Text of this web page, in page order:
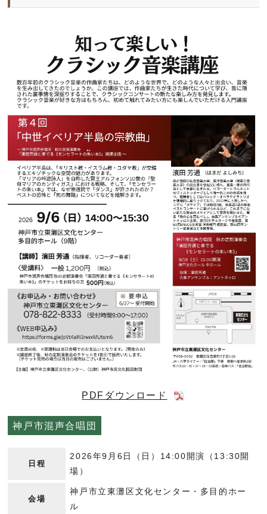
PDFダウンロード
神戸市混声合唱団
日程
2026年9月6日（日）14:00開演（13:30開
場）
会場
神戸市立東灘区文化センター・多目的ホー
ル